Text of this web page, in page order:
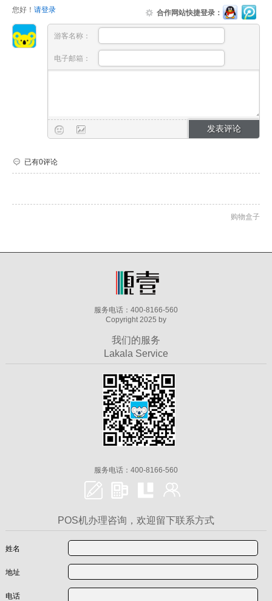
您好！ 请登录 合作网站快捷登录：
游客名称：
电子邮箱：
已有0评论
购物盒子
服务电话：400-8166-560
Copyright 2025 by
我们的服务
Lakala Service
服务电话：400-8166-560
POS机办理咨询，欢迎留下联系方式
姓名
地址
电话